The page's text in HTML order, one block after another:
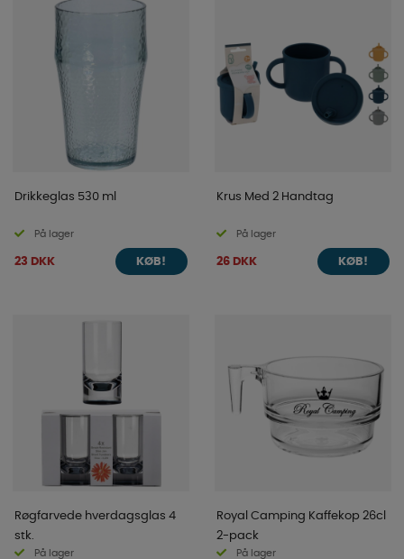
Drikkeglas 530 ml
På lager
23 DKK KØB!
Krus Med 2 Handtag
På lager
26 DKK KØB!
Røgfarvede hverdagsglas 4
stk.
På lager
Royal Camping Kaffekop 26cl
2-pack
På lager